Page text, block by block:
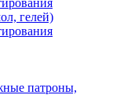
гелей)
патроны,